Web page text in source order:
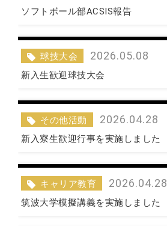
ソフトボール部ACSIS報告
球技大会 2026.05.08
新入生歓迎球技大会
その他活動 2026.04.28
新入寮生歓迎行事を実施しました
キャリア教育 2026.04.28
筑波大学模擬講義を実施しました